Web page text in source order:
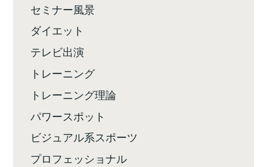
セミナー風景
ダイエット
テレビ出演
トレーニング
トレーニング理論
パワースポット
ビジュアル系スポーツ
プロフェッショナル